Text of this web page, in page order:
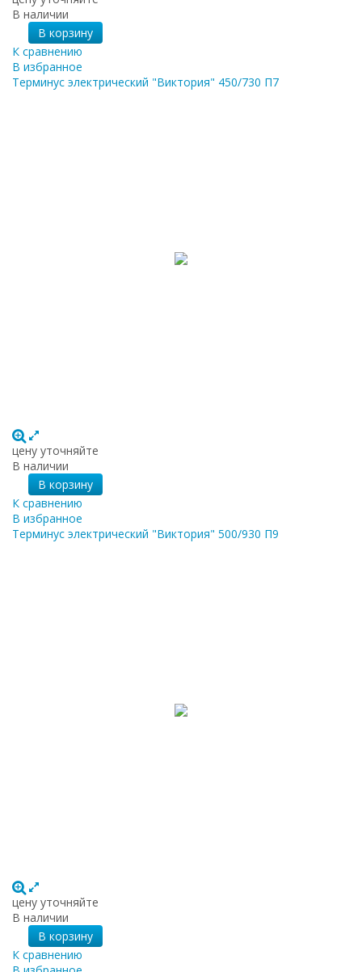
В наличии
В корзину
К сравнению
В избранное
Терминус электрический "Виктория" 450/730 П7
цену уточняйте
В наличии
В корзину
К сравнению
В избранное
Терминус электрический "Виктория" 500/930 П9
цену уточняйте
В наличии
В корзину
К сравнению